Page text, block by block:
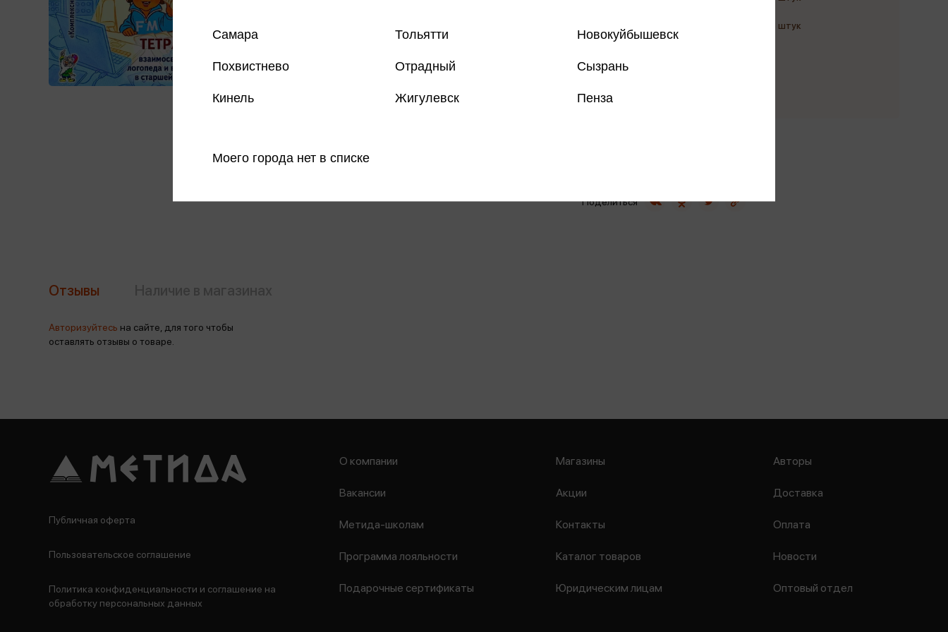
Количество: до 5 штук
Поделиться
Отзывы
Авторизуйтесь на сайте, для того чтобы
оставлять отзывы о товаре.
Самара Тольятти Новокуйбышевск
Похвистнево Отрадный Сызрань
Кинель Жигулевск Пенза
Моего города нет в списке
О компании
Вакансии
Метида-школам
Программа лояльности
Подарочные сертификаты
Магазины
Акции
Контакты
Каталог товаров
Юридическим лицам
Авторы
Доставка
Оплата
Новости
Оптовый отдел
Публичная оферта
Пользовательское соглашение
Политика конфиденциальности и соглашение на
обработку персональных данных